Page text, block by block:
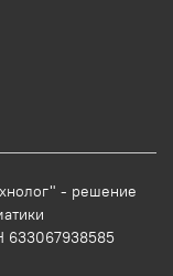
- решение
633067938585